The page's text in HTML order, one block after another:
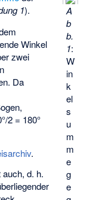
A
b
b.
1:
W
in
k
el
s
u
m
m
e
g
e
1).
Winkel
zwei
Da
2 = 180°
.
d. h.